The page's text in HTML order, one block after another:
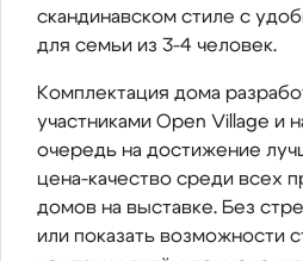
скандинавском стиле с
для семьи из 3-4 человек.
Комплектация дома
участниками Open Village и
очередь на достижение
цена-качество среди всех
домов на выставке. Без
или показать возможности